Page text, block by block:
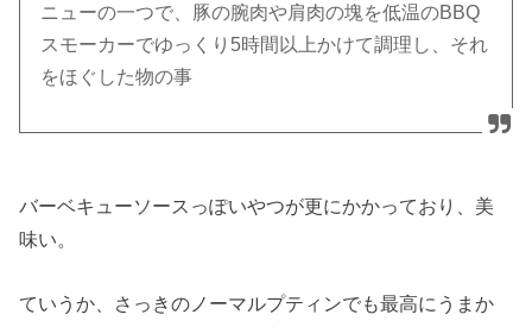
ニューの一つで、豚の腕肉や肩肉の塊を低温のBBQ
スモーカーでゆっくり5時間以上かけて調理し、それ
をほぐした物の事
バーベキューソースっぽいやつが更にかかっており、美
味い。
ていうか、さっきのノーマルプティンでも最高にうまか